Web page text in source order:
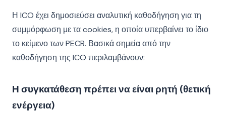
Η ICO έχει δημοσιεύσει αναλυτική καθοδήγηση για τη
συμμόρφωση με τα cookies, η οποία υπερβαίνει το ίδιο
το κείμενο των PECR. Βασικά σημεία από την
καθοδήγηση της ICO περιλαμβάνουν:
Η συγκατάθεση πρέπει να είναι ρητή (θετική
ενέργεια)